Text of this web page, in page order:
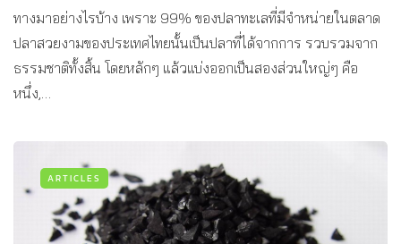
ทางมาอย่างไรบ้าง เพราะ 99% ของปลาทะเลที่มีจำหน่ายในตลาด
ปลาสวยงามของประเทศไทยนั้นเป็นปลาที่ได้จากการ รวบรวมจาก
ธรรมชาติทั้งสิ้น โดยหลักๆ แล้วแบ่งออกเป็นสองส่วนใหญ่ๆ คือ
หนึ่ง,…
ARTICLES